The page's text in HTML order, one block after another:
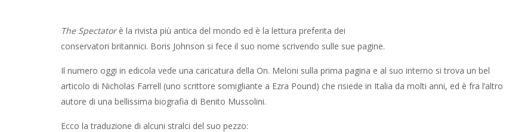
The Spectatorè la rivista più antica del mondo ed è la lettura preferita dei
conservatori britannici. Boris Johnson si fece il suo nome scrivendo sulle sue pagine.
Il numero oggi in edicola vede una caricatura della On. Meloni sulla prima pagina e al suo interno si trova un bel
articolo di Nicholas Farrell (uno scrittore somigliante a Ezra Pound) che risiede in Italia da molti anni, ed è fra l’altro
autore di una bellissima biografia di Benito Mussolini.
Ecco la traduzione di alcuni stralci del suo pezzo: